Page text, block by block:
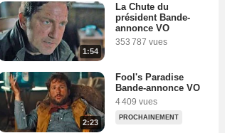
1:54
La Chute du
président Bande-
annonce VO
353 787 vues
2:23
Fool's Paradise
Bande-annonce VO
4 409 vues
PROCHAINEMENT